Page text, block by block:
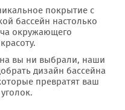
покрытие с
бассейн настолько
окружающего
вы ни выбрали, наши
дизайн бассейна
превратят ваш